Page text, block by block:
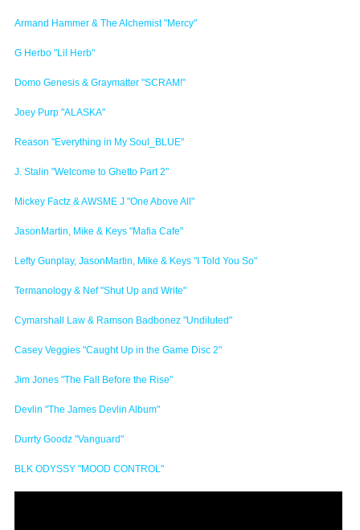
Armand Hammer & The Alchemist "Mercy"
G Herbo "Lil Herb"
Domo Genesis & Graymatter "SCRAM!"
Joey Purp "ALASKA"
Reason "Everything in My Soul_BLUE"
J. Stalin "Welcome to Ghetto Part 2"
Mickey Factz & AWSME J "One Above All"
JasonMartin, Mike & Keys "Mafia Cafe"
Lefty Gunplay, JasonMartin, Mike & Keys "I Told You So"
Termanology & Nef "Shut Up and Write"
Cymarshall Law & Ramson Badbonez "Undiluted"
Casey Veggies "Caught Up in the Game Disc 2"
Jim Jones "The Fall Before the Rise"
Devlin "The James Devlin Album"
Durrty Goodz "Vanguard"
BLK ODYSSY "MOOD CONTROL"